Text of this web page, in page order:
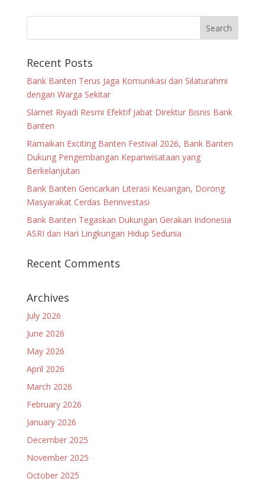
Recent Posts
Bank Banten Terus Jaga Komunikasi dan Silaturahmi
dengan Warga Sekitar
Slamet Riyadi Resmi Efektif Jabat Direktur Bisnis Bank
Banten
Ramaikan Exciting Banten Festival 2026, Bank Banten
Dukung Pengembangan Kepariwisataan yang
Berkelanjutan
Bank Banten Gencarkan Literasi Keuangan, Dorong
Masyarakat Cerdas Berinvestasi
Bank Banten Tegaskan Dukungan Gerakan Indonesia
ASRI dan Hari Lingkungan Hidup Sedunia
Recent Comments
Archives
July 2026
June 2026
May 2026
April 2026
March 2026
February 2026
January 2026
December 2025
November 2025
October 2025